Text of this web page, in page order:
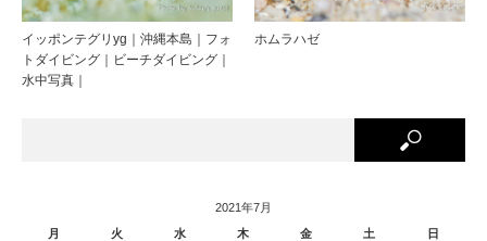
イッポンテグリyg｜沖縄本島｜フォ
トダイビング｜ビーチダイビング｜
水中写真｜
ホムラハゼ
2021年7月
月
火 水 木 金 土 日